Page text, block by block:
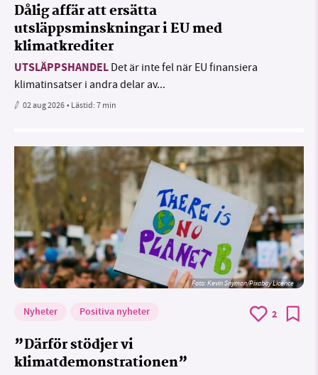
Dålig affär att ersätta
utsläppsminskningar i EU med
klimatkrediter
UTSLÄPPSHANDEL Det är inte fel när EU finansiera
klimatinsatser i andra delar av...
02 aug 2026• Lästid:7 min
Foto:Kevin Snyman/Pixabay Licence
Nyheter Positiva nyheter 2
”Därför stödjer vi
klimatdemonstrationen”